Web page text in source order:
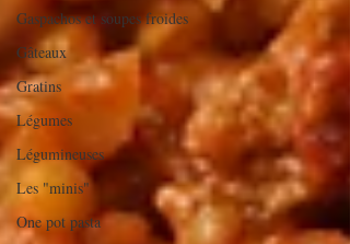
Gaspachos et soupes froides
Gâteaux
Gratins
Légumes
Légumineuses
Les "minis"
One pot pasta